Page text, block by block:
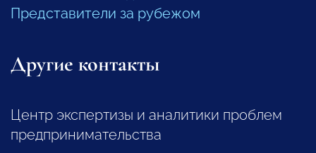
Представители за рубежом
Другие контакты
Центр экспертизы и аналитики проблем
предпринимательства